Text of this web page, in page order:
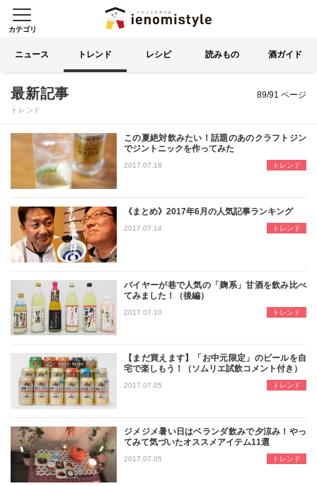
イエノミスタイル 家飲みを楽
カテゴリ
る
ニュース トレンド レシピ 読みもの 酒ガイド
最新記事
トレンド
89/91 ページ
この夏絶対飲みたい！話題のあのクラフトジン
でジントニックを作ってみた
名古屋の酒問屋イズミックの青田が
2017.07.18 トレンド
《まとめ》2017年6月の人気記事ランキング
6月に公開した記事からアクセス数
2017.07.14 トレンド
バイヤーが巷で人気の「麹系」甘酒を飲み比べ
てみました！（後編）
巷で話題になっている甘酒を飲んで
2017.07.10 トレンド
【まだ買えます】「お中元限定」のビールを自
宅で楽しもう！（ソムリエ試飲コメント付き）
巷は「お中元」シーズン真っ只中。
2017.07.05 トレンド
ジメジメ暑い日はベランダ飲みで夕涼み！やっ
てみて気づいたオススメアイテム11選
梅雨から夏にかけてジメジメ暑い日
2017.07.05 トレンド